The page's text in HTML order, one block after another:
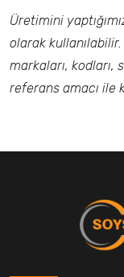
Üretimini
olarak
markaları, kodları,
referans amacı ile